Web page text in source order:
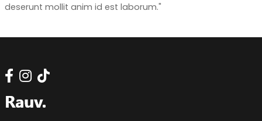
deserunt mollit anim id est laborum."